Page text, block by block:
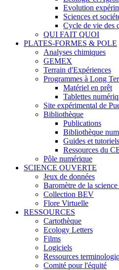
Evolution
Sciences et
Cycle de vie des
QUI FAIT QUOI
PLATES-FORMES & POLE
Analyses chimiques
GEMEX
Terrain d'Expériences
Programmes à Long
Matériel en prêt
Tablettes
Site expérimental de
Bibliothèque
Publications
Bibliothèque
Guides et tutoriels
Ressources du
Pôle numérique
SCIENCE OUVERTE
Jeux de données
Baromètre de la
Collection BEV
Flore Virtuelle
RESSOURCES
Cartothèque
Ecology Letters
Films
Logiciels
Ressources
Comité pour l'équité